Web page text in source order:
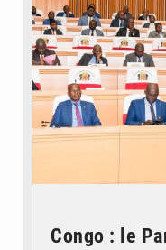
Congo : le